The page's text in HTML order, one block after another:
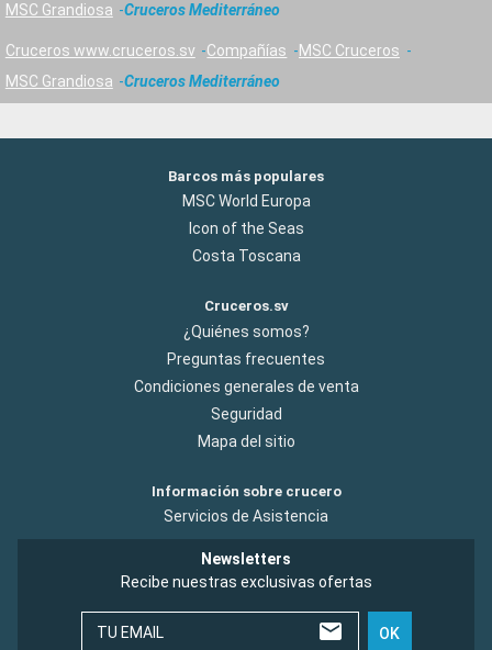
MSC Grandiosa
Cruceros Mediterráneo
Cruceros www.cruceros.sv Compañías
MSC Cruceros
MSC Grandiosa
Cruceros Mediterráneo
Barcos más populares
MSC World Europa
Icon of the Seas
Costa Toscana
Cruceros.sv
¿Quiénes somos?
Preguntas frecuentes
Condiciones generales de venta
Seguridad
Mapa del sitio
Información sobre crucero
Servicios de Asistencia
Newsletters
Recibe nuestras exclusivas ofertas
TU EMAIL OK